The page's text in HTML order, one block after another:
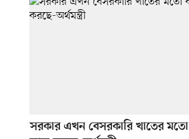
সরকার এখন বেসরকারি খাতের মতো